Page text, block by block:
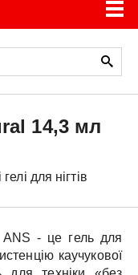
14,3 мл
гелі для нігтів
ANS - це гель для
каучукової